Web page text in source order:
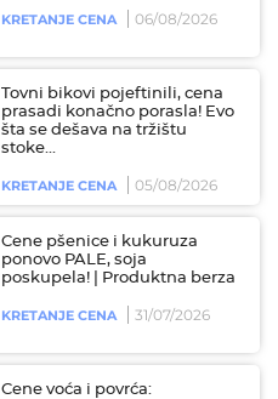
KRETANJE CENA 06/08/2026
Tovni bikovi pojeftinili, cena
prasadi konačno porasla! Evo
šta se dešava na tržištu
stoke...
KRETANJE CENA 05/08/2026
Cene pšenice i kukuruza
ponovo PALE, soja
poskupela! | Produktna berza
KRETANJE CENA 31/07/2026
Cene voća i povrća: